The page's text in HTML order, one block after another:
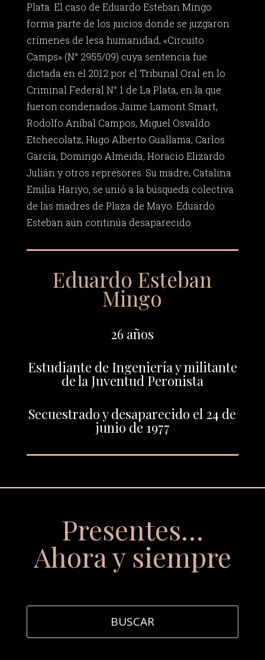
Plata. El caso de Eduardo Esteban Mingo
forma parte de los juicios donde se juzgaron
crímenes de lesa humanidad, «Circuito
Camps» (N° 2955/09) cuya sentencia fue
dictada en el 2012 por el Tribunal Oral en lo
Criminal Federal N° 1 de La Plata, en la que
fueron condenados Jaime Lamont Smart,
Rodolfo Aníbal Campos, Miguel Osvaldo
Etchecolatz, Hugo Alberto Guallama, Carlos
García, Domingo Almeida, Horacio Elizardo
Julián y otros represores. Su madre, Catalina
Emilia Hariyo, se unió a la búsqueda colectiva
de las madres de Plaza de Mayo. Eduardo
Esteban aún continúa desaparecido.
Eduardo Esteban
Mingo
26 años
Estudiante de Ingeniería y militante
de la Juventud Peronista
Secuestrado y desaparecido el 24 de
junio de 1977
Presentes…
Ahora y siempre